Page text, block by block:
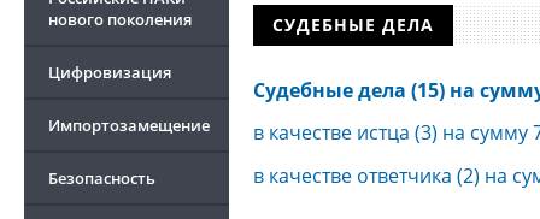
нового поколения
Цифровизация
Импортозамещение
Безопасность
СУДЕБНЫЕ ДЕЛА
Судебные дела (15) на
в качестве истца (3) на сумму
в качестве ответчика (2) на